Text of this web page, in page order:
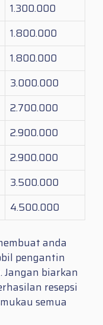
1.300.000
1.800.000
1.800.000
3.000.000
2.700.000
2.900.000
2.900.000
3.500.000
4.500.000
anda
pengantin
Jangan biarkan
resepsi
semua